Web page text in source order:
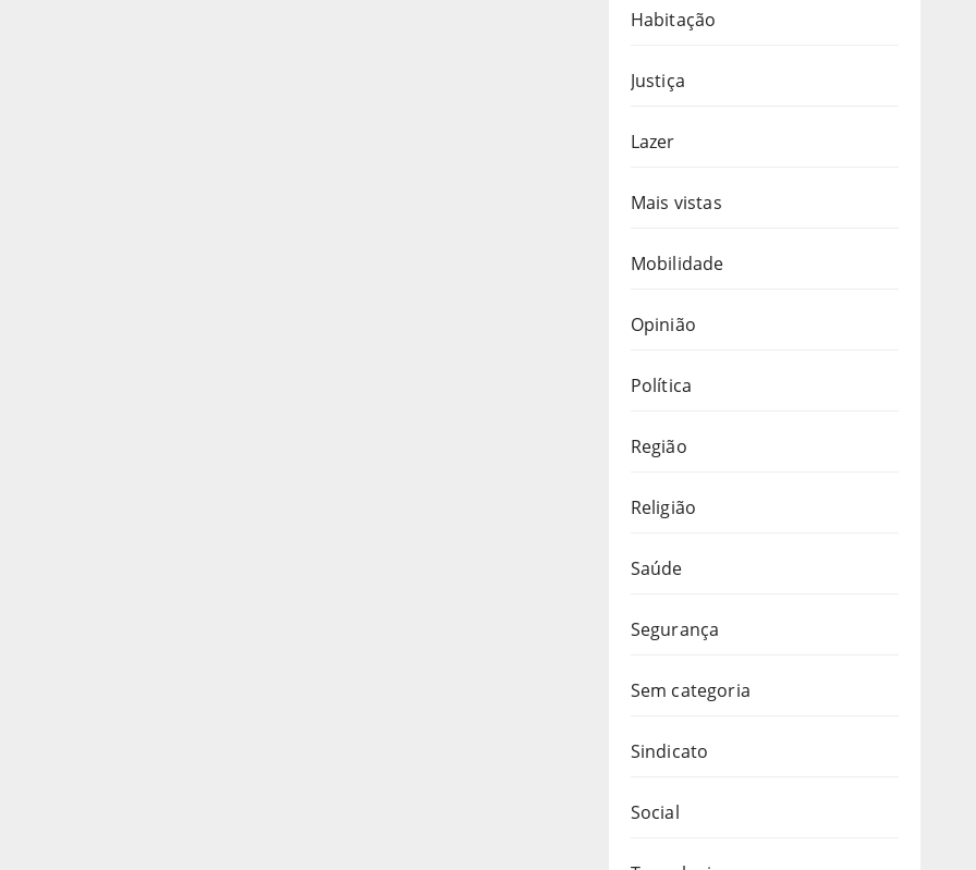
Habitação
Justiça
Lazer
Mais vistas
Mobilidade
Opinião
Política
Região
Religião
Saúde
Segurança
Sem categoria
Sindicato
Social